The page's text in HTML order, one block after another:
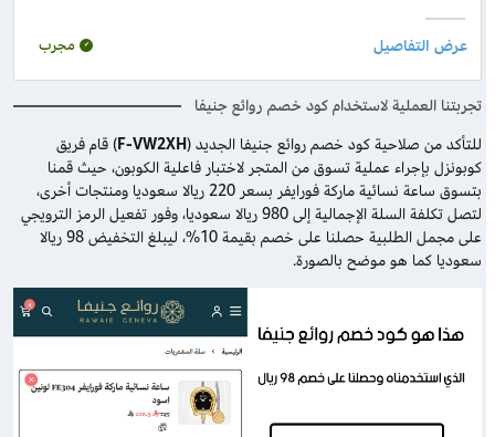
مجرب
تجربتنا العملية لاستخدام كود خصم روائع جنيفا
للتأكد من صلاحية كود خصم روائع جنيفا الجديد (F-VW2XH) قام فريق
كوبونزل بإجراء عملية تسوق من المتجر لاختبار فاعلية الكوبون، حيث قمنا
بتسوق ساعة نسائية ماركة فورايفر بسعر 220 ريالا سعوديا ومنتجات أخرى،
لتصل تكلفة السلة الإجمالية إلى 980 ريالا سعوديا، وفور تفعيل الرمز الترويجي
على مجمل الطلبية حصلنا على خصم بقيمة 10%، ليبلغ التخفيض 98 ريالا
سعوديا كما هو موضح بالصورة.